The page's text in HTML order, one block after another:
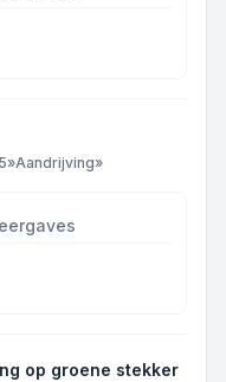
»Aandrijving»
op groene stekker